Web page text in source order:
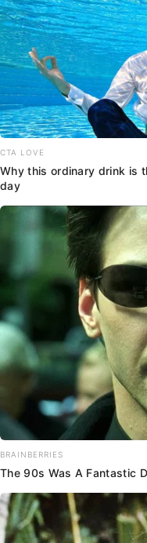
CTA LOVE
Why this ordinary drink is
day
BRAINBERRIES
The 90s Was A Fantastic